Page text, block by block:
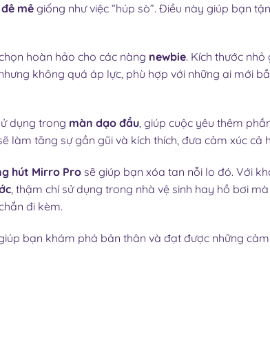
mêgiống như việc “húp sò”. Điều này giúp bạn
hoàn hảo cho các nàng newbie. Kích thước
không quá áp lực, phù hợp với những ai mới
dụng trong màn dạo đầu, giúp cuộc yêu thêm
làm tăng sự gần gũi và kích thích, đưa cảm xúc cả
hút Mirro Prosẽ giúp bạn xóa tan nỗi lo đó. Với
, thậm chí sử dụng trong nhà vệ sinh hay hồ bơi
đi kèm.
bạn khám phá bản thân và đạt được những